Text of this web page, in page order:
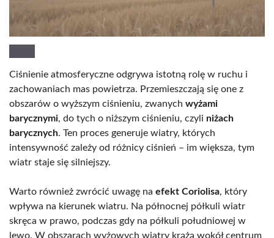
Ciśnienie atmosferyczne odgrywa istotną rolę w ruchu i
zachowaniach mas powietrza. Przemieszczają się one z
obszarów o wyższym ciśnieniu, zwanych wyżami
barycznymi, do tych o niższym ciśnieniu, czyli niżach
barycznych. Ten proces generuje wiatry, których
intensywność zależy od różnicy ciśnień – im większa, tym
wiatr staje się silniejszy.
Warto również zwrócić uwagę na efekt Coriolisa, który
wpływa na kierunek wiatru. Na północnej półkuli wiatr
skręca w prawo, podczas gdy na półkuli południowej w
lewo. W obszarach wyżowych wiatry krążą wokół centrum